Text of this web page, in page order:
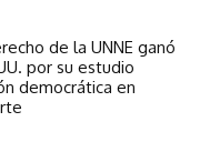
de la UNNE ganó
por su estudio
democrática en